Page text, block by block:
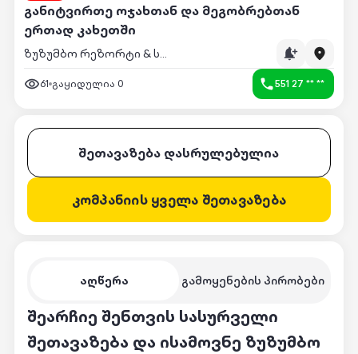
განიტვირთე ოჯახთან და მეგობრებთან
ერთად კახეთში
ზუზუმბო რეზორტი & სპა
61 გაყიდულია 0 551 27 ** **
აღწერა გამოყენების პირობები
შეარჩიე შენთვის სასურველი
შეთავაზება და ისამოვნე ზუზუმბო
შეთავაზება დასრულებულია
კომპანიის ყველა შეთავაზება